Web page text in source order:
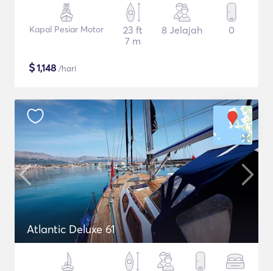
Kapal Pesiar Motor
23 ft
7 m
8 Jelajah 0
$1,148 /hari
Atlantic Deluxe 61